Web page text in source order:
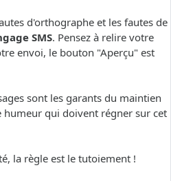
d'orthographe et les fautes de
SMS. Pensez à relire votre
envoi, le bouton "Aperçu" est
sont les garants du maintien
humeur qui doivent régner sur cet
la règle est le tutoiement !